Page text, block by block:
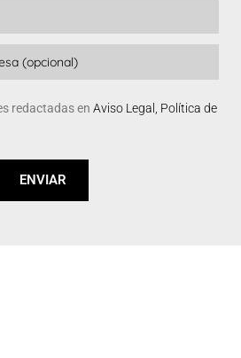
redactadas en Aviso Legal, Política de
ENVIAR